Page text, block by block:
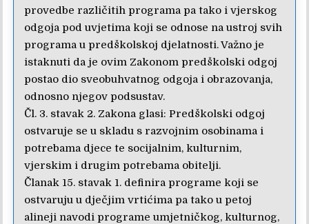
provedbe različitih programa pa tako i vjerskog
odgoja pod uvjetima koji se odnose na ustroj svih
programa u predškolskoj djelatnosti. Važno je
istaknuti da je ovim Zakonom predškolski odgoj
postao dio sveobuhvatnog odgoja i obrazovanja,
odnosno njegov podsustav.
Čl. 3. stavak 2. Zakona glasi: Predškolski odgoj
ostvaruje se u skladu s razvojnim osobinama i
potrebama djece te socijalnim, kulturnim,
vjerskim i drugim potrebama obitelji.
Članak 15. stavak 1. definira programe koji se
ostvaruju u dječjim vrtićima pa tako u petoj
alineji navodi programe umjetničkog, kulturnog,